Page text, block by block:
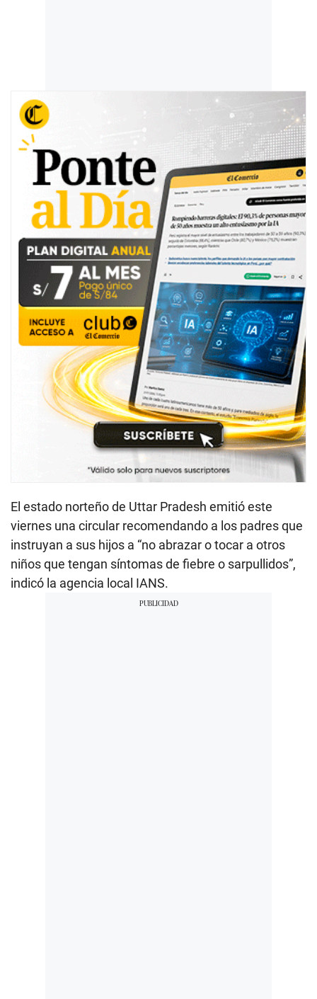
El estado norteño de Uttar Pradesh emitió este
viernes una circular recomendando a los padres que
instruyan a sus hijos a “no abrazar o tocar a otros
niños que tengan síntomas de fiebre o sarpullidos”,
indicó la agencia local IANS.